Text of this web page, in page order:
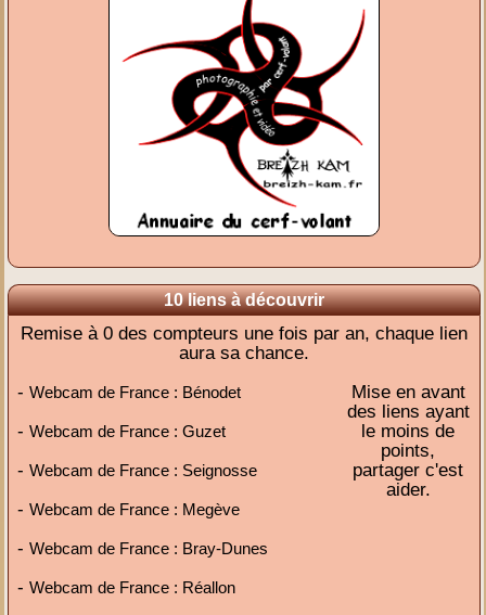
10 liens à découvrir
Remise à 0 des compteurs une fois par an, chaque lien
aura sa chance.
-Webcam de France : Bénodet
-Webcam de France : Guzet
-Webcam de France : Seignosse
-Webcam de France : Megève
-Webcam de France : Bray-Dunes
-Webcam de France : Réallon
Mise en avant
des liens ayant
le moins de
points,
partager c'est
aider.